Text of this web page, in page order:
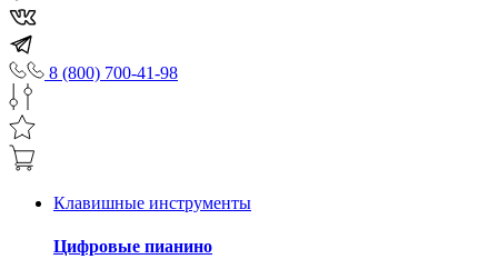
8 (800) 700-41-98
Клавишные инструменты
Цифровые пианино